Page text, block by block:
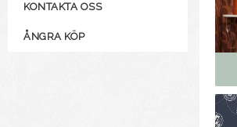
KONTAKTA OSS
ÅNGRA KÖP